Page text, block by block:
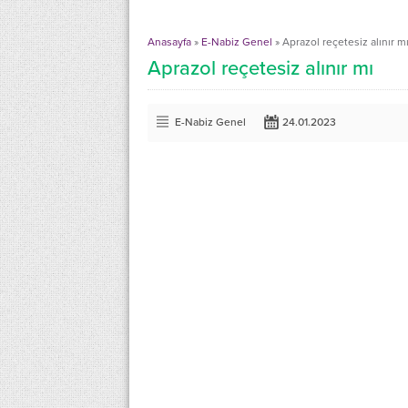
Anasayfa » E-Nabiz Genel » Aprazol reçetesiz alınır mı
Aprazol reçetesiz alınır mı
E-Nabiz Genel 24.01.2023